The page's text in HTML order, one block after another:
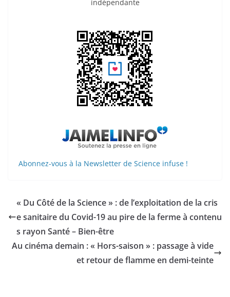
indépendante
Abonnez-vous à la Newsletter de Science infuse !
« Du Côté de la Science » : de l’exploitation de la cris
e sanitaire du Covid-19 au pire de la ferme à contenu
s rayon Santé – Bien-être
Au cinéma demain : « Hors-saison » : passage à vide
et retour de flamme en demi-teinte